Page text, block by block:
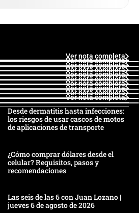
Ver nota completa
Ver nota completa
Ver nota completa
Ver nota completa
Ver nota completa
Ver nota completa
Ver nota completa
Ver nota completa
Ver nota completa
Ver nota completa
Desde dermatitis hasta infecciones:
los riesgos de usar cascos de motos
de aplicaciones de transporte
¿Cómo comprar dólares desde el
celular? Requisitos, pasos y
recomendaciones
Las seis de las 6 con Juan Lozano |
jueves 6 de agosto de 2026